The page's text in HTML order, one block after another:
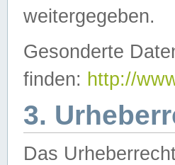
weitergegeben.
Gesonderte
finden: http://
3.
Das